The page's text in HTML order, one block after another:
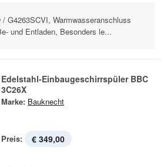
G4263SCVI, Warmwasseranschluss
und Entladen, Besonders le...
Edelstahl-Einbaugeschirrspüler BBC
3C26X
Marke: Bauknecht
Preis: € 349,00